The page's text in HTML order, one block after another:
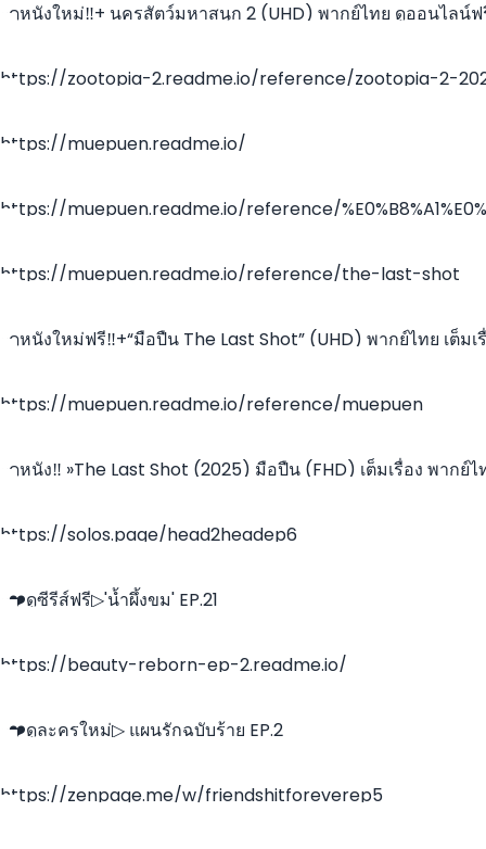
~ดูหนังใหม่‼️+ นครสัตว์มหาสนุก 2 (UHD) พากย์ไทย ดูออนไลน์
https://zootopia-2.readme.io/reference/zootopia-2-
https://muepuen.readme.io/
https://muepuen.readme.io/reference/
https://muepuen.readme.io/reference/the-last-shot
~ดูหนังใหม่ฟรี‼️+“มือปืน The Last Shot” (UHD) พากย์ไทย เต็มเ
https://muepuen.readme.io/reference/muepuen
~ดูหนัง‼️ »The Last Shot (2025) มือปืน (FHD) เต็มเรื่อง พากย์ไ
https://solos.page/head2headep6
~❤️ดูซีรีส์ฟรี▷'น้ำผึ้งขม' EP.21
https://beauty-reborn-ep-2.readme.io/
~❤️ดูละครใหม่▷ แผนรักฉบับร้าย EP.2
https://zenpage.me/w/friendshitforeverep5